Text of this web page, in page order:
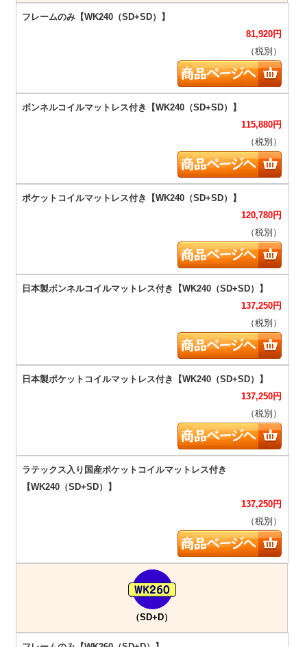
81,920円
（税別）
115,880円
（税別）
120,780円
（税別）
137,250円
（税別）
137,250円
（税別）
137,250円
（税別）
（SD+D）